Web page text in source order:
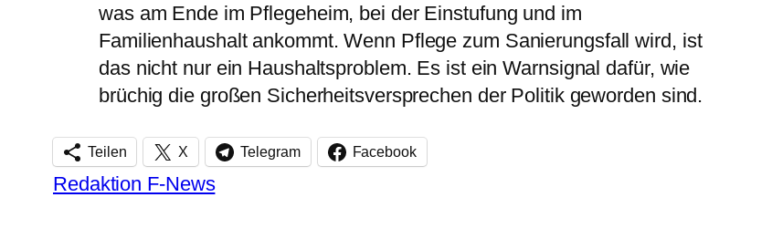
was am Ende im Pflegeheim, bei der Einstufung und im
Familienhaushalt ankommt. Wenn Pflege zum Sanierungsfall wird, ist
das nicht nur ein Haushaltsproblem. Es ist ein Warnsignal dafür, wie
brüchig die großen Sicherheitsversprechen der Politik geworden sind.
Teilen X Telegram Facebook
Redaktion F-News